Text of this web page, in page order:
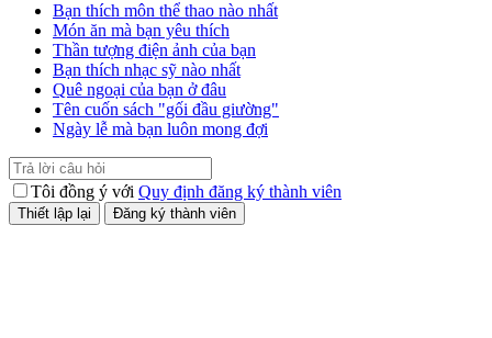
Bạn thích môn thể thao nào nhất
Món ăn mà bạn yêu thích
Thần tượng điện ảnh của bạn
Bạn thích nhạc sỹ nào nhất
Quê ngoại của bạn ở đâu
Tên cuốn sách "gối đầu giường"
Ngày lễ mà bạn luôn mong đợi
Tôi đồng ý với Quy định đăng ký thành viên